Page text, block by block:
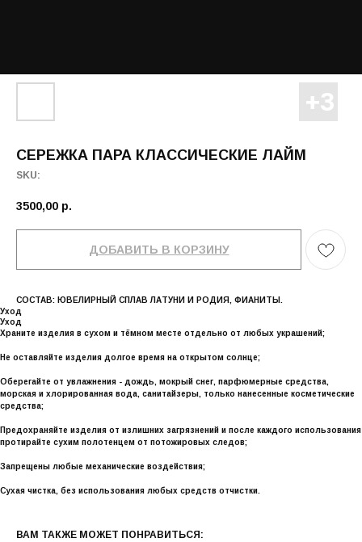
СЕРЕЖКА ПАРА КЛАССИЧЕСКИЕ ЛАЙМ
SKU:
3500,00 р.
ДОБАВИТЬ В КОРЗИНУ
СОСТАВ: ЮВЕЛИРНЫЙ СПЛАВ ЛАТУНИ И РОДИЯ, ФИАНИТЫ.
Уход
Уход
Храните изделия в сухом и тёмном месте отдельно от любых украшений;
Не оставляйте изделия долгое время на открытом солнце;
Оберегайте от увлажнения - дождь, мокрый снег, парфюмерные средства,
морская и хлорированная вода, санитайзеры, только нанесенные косметические
средства;
Предохраняйте изделия от излишних загрязнений и после каждого использования
протирайте сухим полотенцем от потожировых следов;
Запрещены любые механические воздействия;
Сухая чистка, без использования любых средств отчистки.
ВАМ ТАКЖЕ МОЖЕТ ПОНРАВИТЬСЯ: